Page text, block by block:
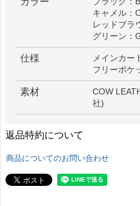
キャメル：
レッドブラ
グリーン：
仕様
メインカー
フリーポケ
素材
COW
社)
返品特約について
商品についてのお問い合わせ